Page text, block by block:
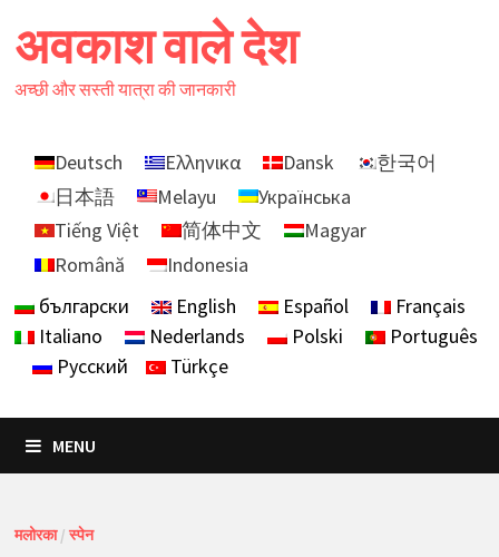
to
content
अवकाश वाले देश
अच्छी और सस्ती यात्रा की जानकारी
Deutsch Ελληνικα Dansk
한국어
日本語
Melayu
Українська
Tiếng Việt
简体中文
Magyar
Română
Indonesia
български
English Español
Français
Italiano
Nederlands Polski
Português
Русский
Türkçe
MENU
मलोरका/स्पेन